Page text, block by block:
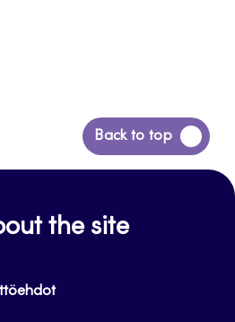
Back to top
Siirry
takaisin
the site